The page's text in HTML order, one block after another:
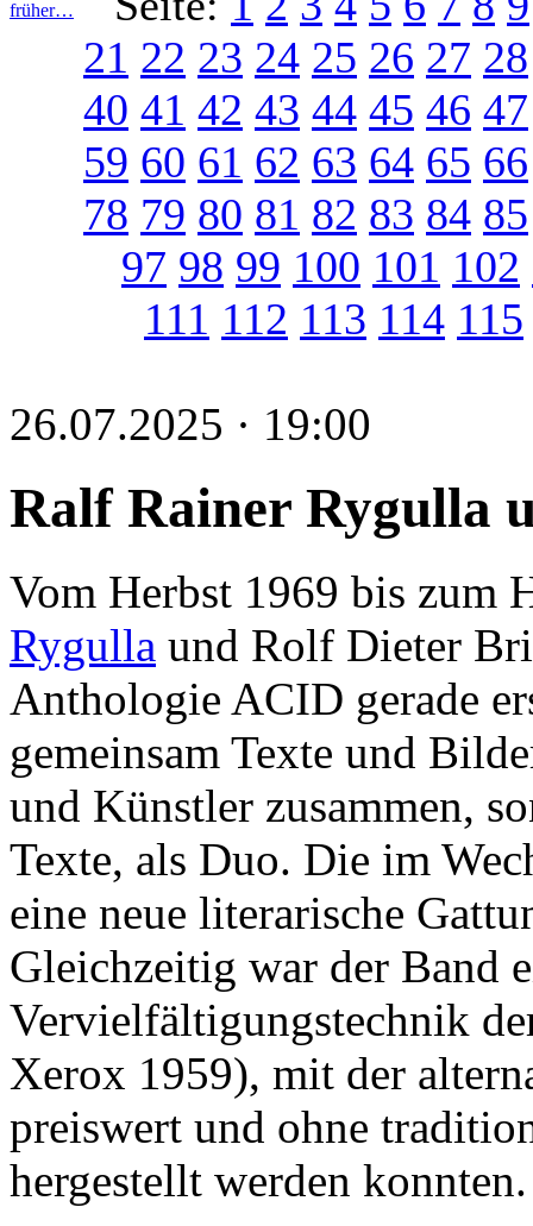
früher…
21 22 23 24 25 26 27 28
40 41 42 43 44 45 46 47
59 60 61 62 63 64 65 66
78 79 80 81 82 83 84 85
97 98 99 100 101 102
111 112 113 114 115
26.07.2025 · 19:00
Ralf Rainer Rygulla
Vom Herbst 1969 bis zum
Rygulla und Rolf Dieter
Anthologie ACID gerade
gemeinsam Texte und
und Künstler zusammen,
Texte, als Duo. Die im
eine neue literarische
Gleichzeitig war der Band
Vervielfältigungstechnik
Xerox 1959), mit der
preiswert und ohne
hergestellt werden konnten.